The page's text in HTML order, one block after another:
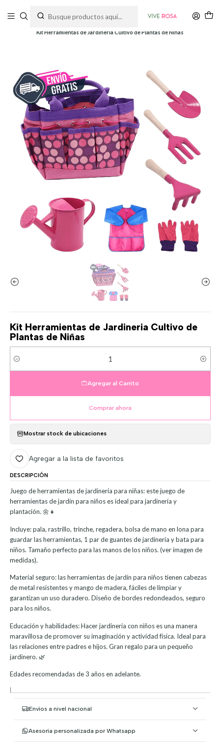
Kit Herramientas de Jardineria Cultivo de Plantas de Niñas
Kit Herramientas de Jardineria Cultivo de
Plantas de Niñas
Cantidad
Agregar al Carrito
Comprar ahora
Mostrar stock de ubicaciones
Agregar a la lista de favoritos
DESCRIPCIÓN
Juego de herramientas de jardinería para niñas: este juego de
herramientas de jardín para niños es ideal para jardinería y
plantación. 🌼👧
Incluye: pala, rastrillo, trinche, regadera, bolsa de mano en lona para
guardar las herramientas, 1 par de guantes de jardinería y bata para
niños. Tamaño perfecto para las manos de los niños. (ver imagen de
medidas).
Material seguro: las herramientas de jardín para niños tienen cabezas
de metal resistentes y mango de madera, fáciles de limpiar y
garantizan un uso duradero. Diseño de bordes redondeados, seguro
para los niños.
Educación y habilidades: Hacer jardinería con niños es una manera
maravillosa de promover su imaginación y actividad física. Ideal para
las relaciones entre padres e hijos. Gran regalo para un pequeño
jardinero. 🌿
Edades recomendadas de 3 años en adelante.
Envíos a nivel nacional
Asesoría personalizada por Whatsapp